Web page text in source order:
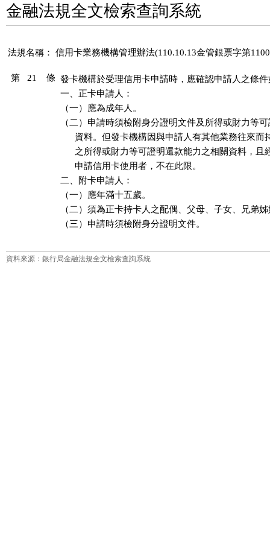
金融法規全文檢索查詢系統
法規名稱： 信用卡業務機構管理辦法(110.10.13金管銀票字第
第 21 條 發卡機構於受理信用卡申請時，應確認申請人之條
一、正卡申請人：
（一）應為成年人。
（二）申請時須檢附身分證明文件及所得或財力等
資料。但發卡機構因與申請人有其他業務往來
之所得或財力等可證明還款能力之相關資料，
      申請信用卡使用者，不在此限。
二、附卡申請人：
（一）應年滿十五歲。
（二）須為正卡持卡人之配偶、父母、子女、兄弟
（三）申請時須檢附身分證明文件。
資料來源：銀行局金融法規全文檢索查詢系統